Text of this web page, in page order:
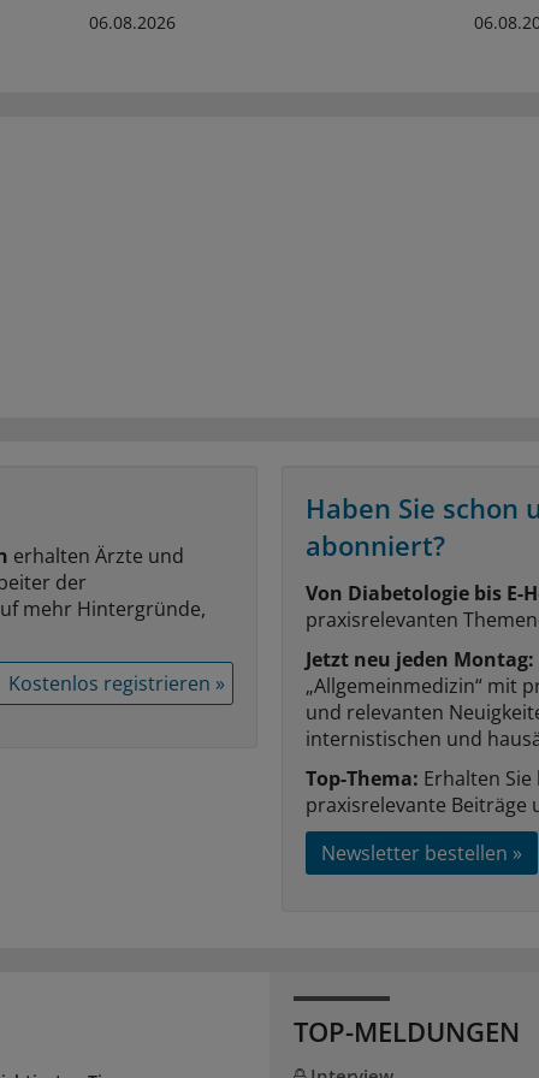
06.08.2026
erhalten Ärzte und
der
mehr Hintergründe,
Kostenlos registrieren »
Haben Sie schon
abonniert?
Von Diabetologie bis E-
praxisrelevanten
Jetzt neu jeden Montag:
„Allgemeinmedizin“ mit
und relevanten
internistischen und
Top-Thema: Erhalten
praxisrelevante Beiträge
Newsletter bestellen »
TOP-MELDUNGEN